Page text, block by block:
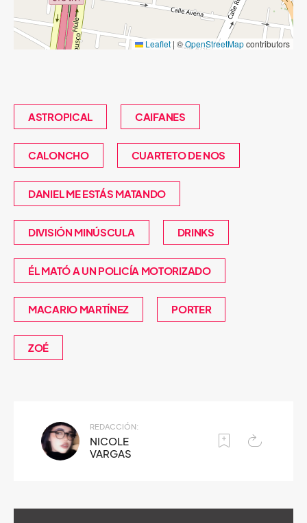
Leaflet | ©OpenStreetMapcontributors
ASTROPICAL CAIFANES
CALONCHO CUARTETO DE NOS
DANIEL ME ESTÁS MATANDO
DIVISIÓN MINÚSCULA DRINKS
ÉL MATÓ A UN POLICÍA MOTORIZADO
MACARIO MARTÍNEZ PORTER
ZOÉ
REDACCIÓN:
NICOLE
VARGAS